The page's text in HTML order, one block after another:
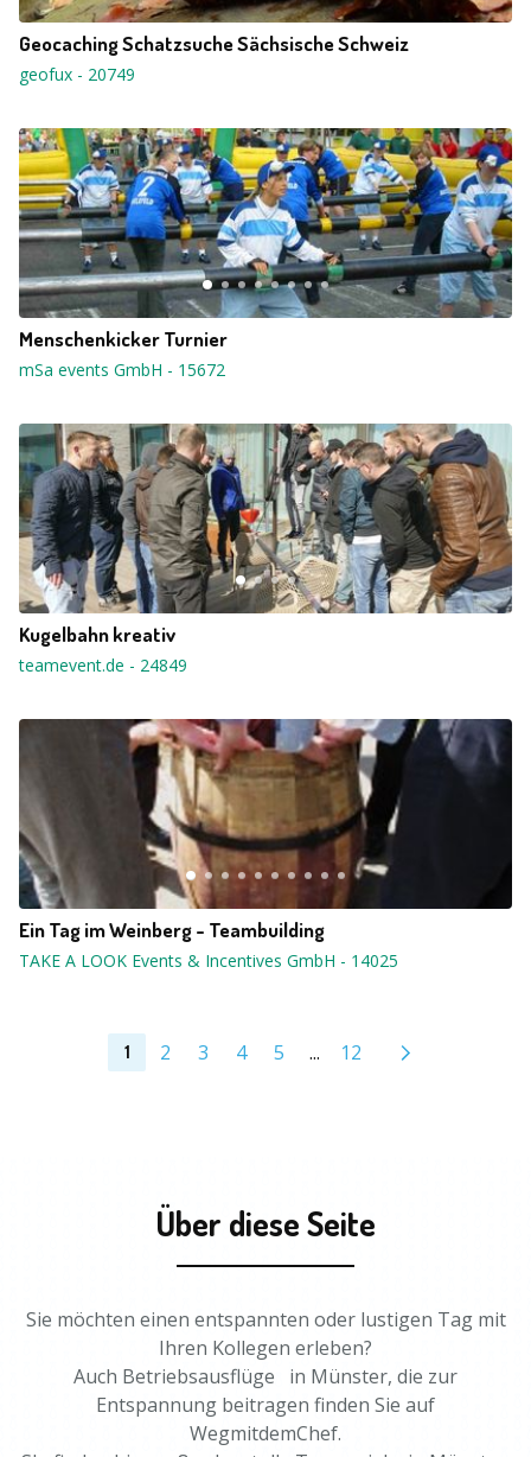
Geocaching Schatzsuche Sächsische Schweiz
geofux - 20749
Menschenkicker Turnier
mSa events GmbH - 15672
Kugelbahn kreativ
teamevent.de - 24849
Ein Tag im Weinberg - Teambuilding
TAKE A LOOK Events & Incentives GmbH - 14025
1 2 3 4 5 ... 12
Über diese Seite
Sie möchten einen entspannten oder lustigen Tag mit
Ihren Kollegen erleben?
Auch Betriebsausflüge in Münster, die zur
Entspannung beitragen finden Sie auf
WegmitdemChef.